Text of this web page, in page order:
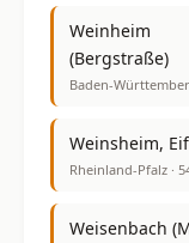
Weinheim
(Bergstraße)
Baden-
Weinsheim,
Rheinland-Pfalz ·
Weisenbach